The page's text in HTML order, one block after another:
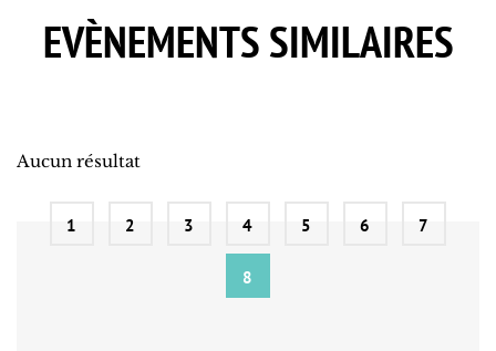
EVÈNEMENTS SIMILAIRES
Aucun résultat
1 2 3 4 5 6 7
8